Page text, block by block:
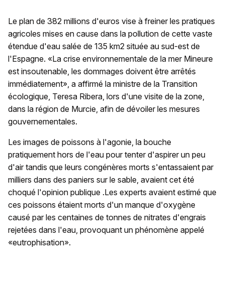
Le plan de 382 millions d'euros vise à freiner les pratiques
agricoles mises en cause dans la pollution de cette vaste
étendue d'eau salée de 135 km2 située au sud-est de
l'Espagne. «La crise environnementale de la mer Mineure
est insoutenable, les dommages doivent être arrêtés
immédiatement», a affirmé la ministre de la Transition
écologique, Teresa Ribera, lors d'une visite de la zone,
dans la région de Murcie, afin de dévoiler les mesures
gouvernementales.
Les images de poissons à l'agonie, la bouche
pratiquement hors de l'eau pour tenter d'aspirer un peu
d'air tandis que leurs congénères morts s'entassaient par
milliers dans des paniers sur le sable, avaient cet été
choqué l'opinion publique .Les experts avaient estimé que
ces poissons étaient morts d'un manque d'oxygène
causé par les centaines de tonnes de nitrates d'engrais
rejetées dans l'eau, provoquant un phénomène appelé
«eutrophisation».